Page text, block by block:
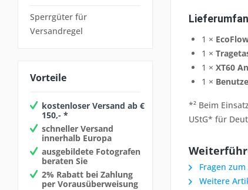
Sperrgüter für
Versandregel
Vorteile
kostenloser Versand ab €
150,- *
schneller Versand
innerhalb Europa
ausgebildete Fotografen
beraten Sie
2% Rabatt bei Zahlung
per Vorausüberweisung
1 ×
1 ×
1 × XT60
1 ×
*² Beim
UStG* für
Fragen
Weitere